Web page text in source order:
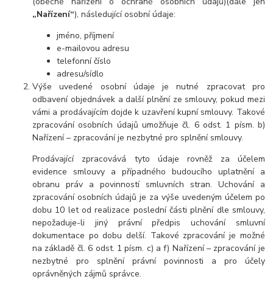
„Nařízení“), následující osobní údaje:
jméno, příjmení
e-mailovou adresu
telefonní číslo
adresu/sídlo
Výše uvedené osobní údaje je nutné zpracovat pro
odbavení objednávek a další plnění ze smlouvy, pokud mezi
vámi a prodávajícím dojde k uzavření kupní smlouvy. Takové
zpracování osobních údajů umožňuje čl. 6 odst. 1 písm. b)
Nařízení – zpracování je nezbytné pro splnění smlouvy.
Prodávající zpracovává tyto údaje rovněž za účelem
evidence smlouvy a případného budoucího uplatnění a
obranu práv a povinností smluvních stran. Uchování a
zpracování osobních údajů je za výše uvedeným účelem po
dobu 10 let od realizace poslední části plnění dle smlouvy,
nepožaduje-li jiný právní předpis uchování smluvní
dokumentace po dobu delší. Takové zpracování je možné
na základě čl. 6 odst. 1 písm. c) a f) Nařízení – zpracování je
nezbytné pro splnění právní povinnosti a pro účely
oprávněných zájmů správce.